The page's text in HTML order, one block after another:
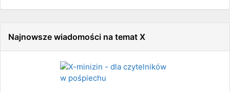
Najnowsze wiadomości na temat X